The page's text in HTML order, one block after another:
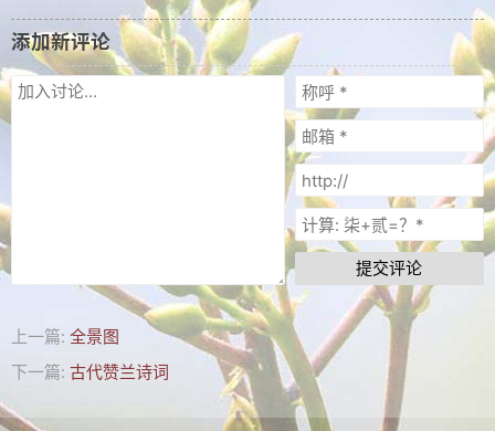
付佑平诗集
拐翁诗集
潘正伯文集
拐翁文集
月荷文集
冰雪文集
添加新评论
提交评论
上一篇: 全景图
下一篇: 古代赞兰诗词